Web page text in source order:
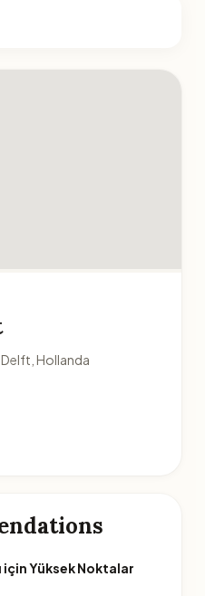
Hollanda
için Yüksek Noktalar